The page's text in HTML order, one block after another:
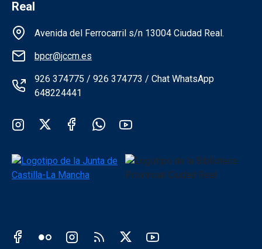
Real
Información de la institución
Avenida del Ferrocarril s/n 13004 Ciudad Real.
bpcr@jccm.es
926 374775 / 926 374773 / Chat WhatsApp
648224441
Redes sociales institución
Redes sociales JCCM